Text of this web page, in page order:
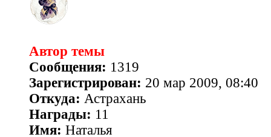
Автор темы
Сообщения: 1319
Зарегистрирован: 20 мар 2009, 08:40
Откуда: Астрахань
Награды: 11
Имя: Наталья